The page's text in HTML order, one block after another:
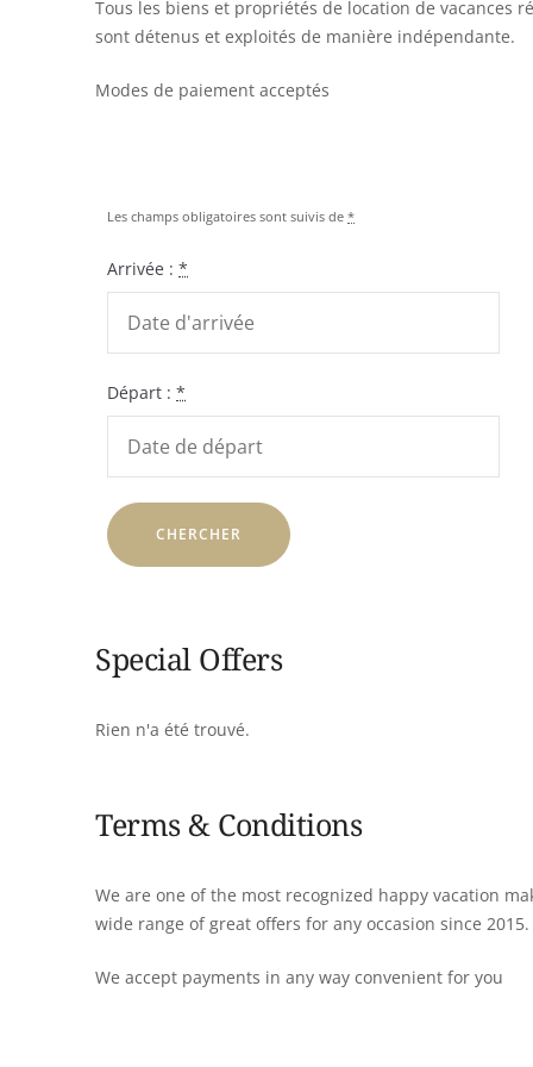
Tous les biens et propriétés de location de vacances
sont détenus et exploités de manière indépendante.
Modes de paiement acceptés
Les champs obligatoires sont suivis de *
Arrivée : *
Départ : *
Special Offers
Rien n'a été trouvé.
Terms & Conditions
We are one of the most recognized happy vacation
wide range of great offers for any occasion since 2015.
We accept payments in any way convenient for you